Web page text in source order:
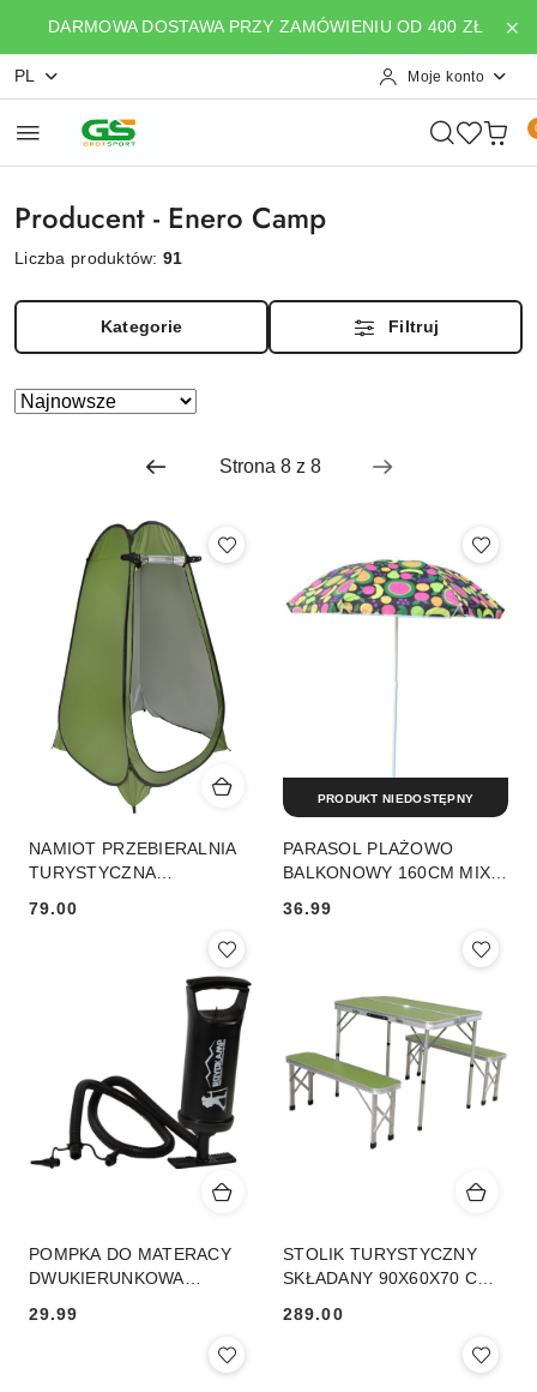
Przejdź do treści głównej
Przejdź do wyszukiwarki
Przejdź do moje konto
Przejdź do menu głównego
Przejdź do stopki
DARMOWA DOSTAWA PRZY ZAMÓWIENIU OD 400 ZŁ
PL Moje konto
Producent - Enero Camp
Liczba produktów:91
Kategorie Filtruj
Zastosowano
Sortuj
NAMIOT PRZEBIERALNIA
TURYSTYCZNA
79.00
PARASOL PLAŻOWO
BALKONOWY 160CM MIX
36.99
PRODUKT NIEDOSTĘPNY
POMPKA DO MATERACY
DWUKIERUNKOWA
Cena:
29.99
STOLIK TURYSTYCZNY
SKŁADANY 90X60X70 CM I
Cena:
289.00